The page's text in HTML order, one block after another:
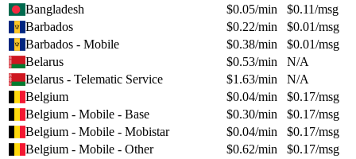
Bangladesh
$0.05/min $0.11/msg
Barbados
$0.22/min $0.01/msg
Barbados - Mobile
$0.38/min $0.01/msg
Belarus
$0.53/min
N/A
Belarus - Telematic Service
$1.63/min
N/A
Belgium
$0.04/min $0.17/msg
Belgium - Mobile - Base
$0.30/min $0.17/msg
Belgium - Mobile - Mobistar
$0.04/min $0.17/msg
Belgium - Mobile - Other
$0.62/min $0.17/msg